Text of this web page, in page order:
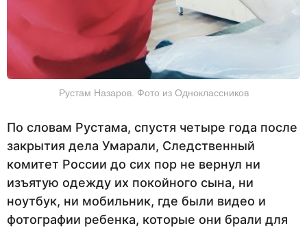
Рустам Назаров. Фото из Одноклассников
По словам Рустама, спустя четыре года после
закрытия дела Умарали, Следственный
комитет России до сих пор не вернул ни
изъятую одежду их покойного сына, ни
ноутбук, ни мобильник, где были видео и
фотографии ребенка, которые они брали для